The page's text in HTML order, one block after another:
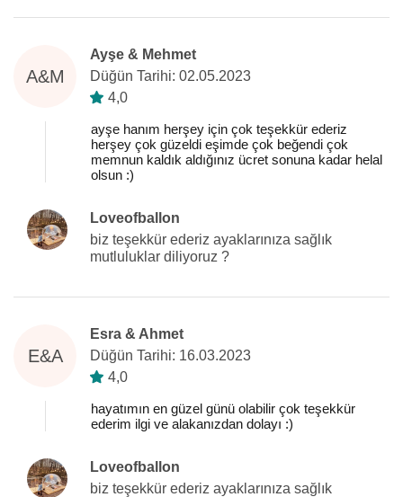
A&M
Ayşe & Mehmet
Düğün Tarihi: 02.05.2023
4,0
ayşe hanım herşey için çok teşekkür ederiz
herşey çok güzeldi eşimde çok beğendi çok
memnun kaldık aldığınız ücret sonuna kadar helal
olsun :)
Loveofballon
biz teşekkür ederiz ayaklarınıza sağlık
mutluluklar diliyoruz ?
E&A
Esra & Ahmet
Düğün Tarihi: 16.03.2023
4,0
hayatımın en güzel günü olabilir çok teşekkür
ederim ilgi ve alakanızdan dolayı :)
Loveofballon
biz teşekkür ederiz ayaklarınıza sağlık